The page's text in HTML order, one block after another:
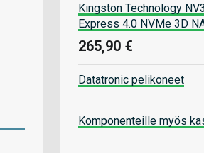
Kingston Technology
Express 4.0 NVMe 3D
265,90 €
Datatronic pelikoneet
Komponenteille myös